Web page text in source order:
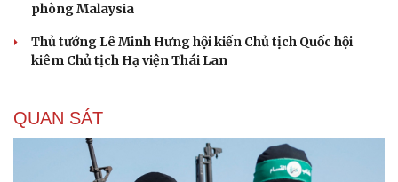
phòng Malaysia
Thủ tướng Lê Minh Hưng hội kiến Chủ tịch Quốc hội
kiêm Chủ tịch Hạ viện Thái Lan
QUAN SÁT